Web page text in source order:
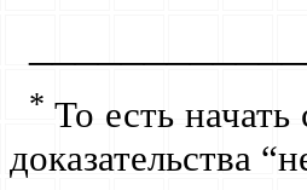
* То есть
доказательства